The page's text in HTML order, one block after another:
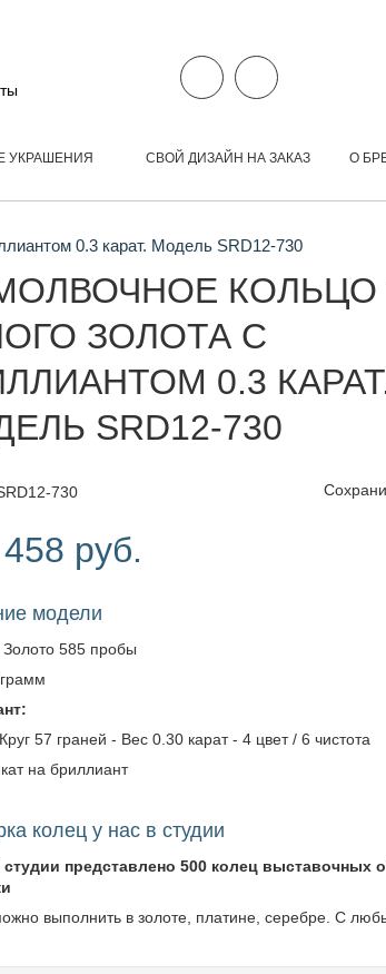
УКРАШЕНИЯ СВОЙ ДИЗАЙН НА ЗАКАЗ О
0.3 карат. Модель SRD12-730
КОЛЬЦО
ЗОЛОТА С
0.3
SRD12-730
730
руб.
модели
Золото 585 пробы
57 граней - Вес 0.30 карат - 4 цвет / 6 чистота
на бриллиант
колец у нас в студии
представлено 500 колец выставочных
выполнить в золоте, платине, серебре. С